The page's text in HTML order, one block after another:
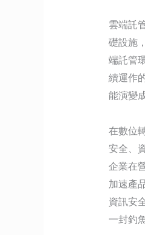
雲端託
礎設施
端託管
續運作
能演變
在數位
安全、
企業在
加速產
資訊安
一封釣